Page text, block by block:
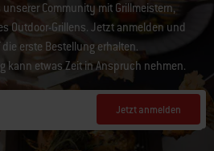
Community mit Grillmeistern,
Outdoor-Grillens. Jetzt anmelden und
die erste Bestellung erhalten.
kann etwas Zeit in Anspruch nehmen.
Jetzt anmelden